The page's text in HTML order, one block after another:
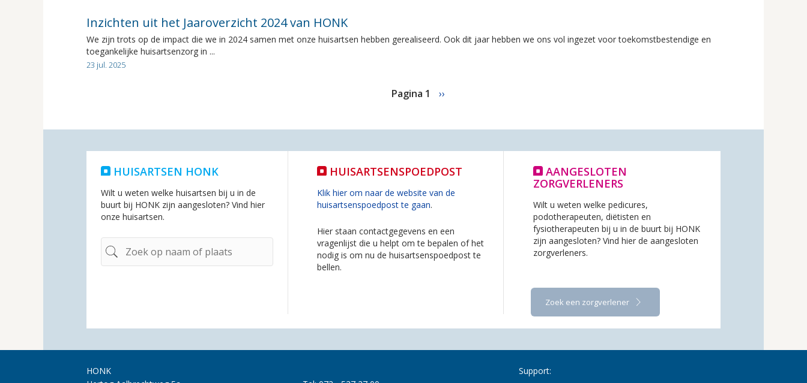
Inzichten uit het Jaaroverzicht 2024 van HONK
We zijn trots op de impact die we in 2024 samen met onze huisartsen hebben gerealiseerd. Ook dit jaar hebben we ons vol ingezet voor toekomstbestendige en
toegankelijke huisartsenzorg in ...
23 jul. 2025
Pagina 1
Volgende
››
HUISARTSEN HONK
Wilt u weten welke huisartsen bij u in de
buurt bij HONK zijn aangesloten? Vind hier
onze huisartsen.
HUISARTSENSPOEDPOST
Klik hier om naar de website van de
huisartsenspoedpost te gaan.
Hier staan contactgegevens en een
vragenlijst die u helpt om te bepalen of het
nodig is om nu de huisartsenspoedpost te
bellen.
AANGESLOTEN
ZORGVERLENERS
Wilt u weten welke pedicures,
podotherapeuten, diëtisten en
fysiotherapeuten bij u in de buurt bij HONK
zijn aangesloten? Vind hier de aangesloten
zorgverleners.
Zoek een zorgverlener
HONK
Support: